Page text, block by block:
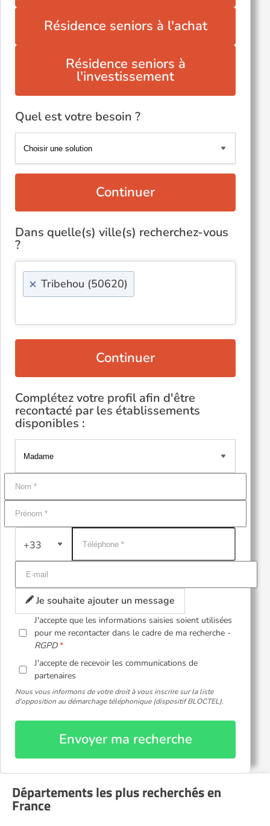
Résidence seniors à l'achat
Résidence seniors à
l'investissement
Quel est votre besoin ?
Continuer
Dans quelle(s) ville(s) recherchez-vous
?
× Tribehou (50620)
Continuer
Complétez votre profil afin d'être
recontacté par les établissements
disponibles :
+33
Je souhaite ajouter un message
J'accepte que les informations saisies soient utilisées
pour me recontacter dans le cadre de ma recherche -
RGPD
J'accepte de recevoir les communications de
partenaires
Nous vous informons de votre droit à vous inscrire sur la liste
d'opposition au démarchage téléphonique (dispositif BLOCTEL).
Envoyer ma recherche
Départements les plus recherchés en
France